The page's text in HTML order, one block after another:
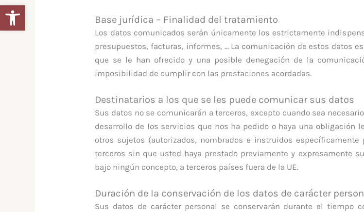
Base jurídica – Finalidad del tratamiento
Los datos comunicados serán únicamente los estrictamente
presupuestos, facturas, informes, … La comunicación de estos datos
que se le han ofrecido y una posible denegación de la
imposibilidad de cumplir con las prestaciones acordadas.
Destinatarios a los que se les puede comunicar sus datos
Sus datos no se comunicarán a terceros, excepto cuando sea
desarrollo de los servicios que nos ha pedido o haya una obligación
otros sujetos (autorizados, nombrados e instruidos
terceros sin que usted haya prestado previamente y expresamente
bajo ningún concepto, a terceros países fuera de la UE.
Duración de la conservación de los datos de carácter
Sus datos de carácter personal se conservarán durante el tiempo
Abrir barra de herramientas